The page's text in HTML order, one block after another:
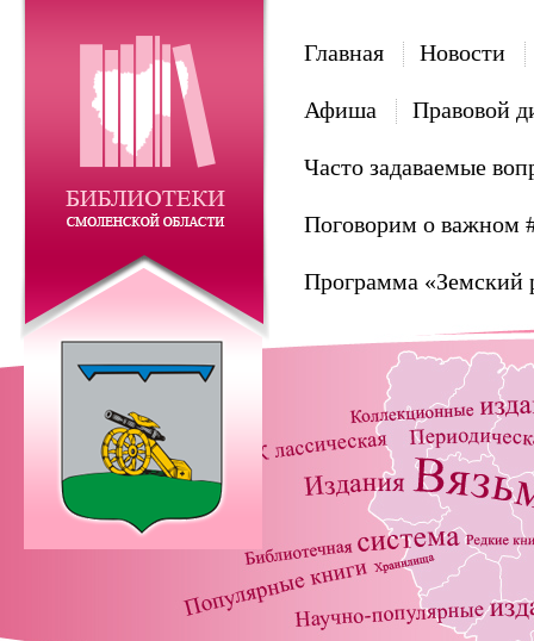
Главная Новости
Афиша Правовой
Часто задаваемые
Поговорим о важном
Программа «Земский